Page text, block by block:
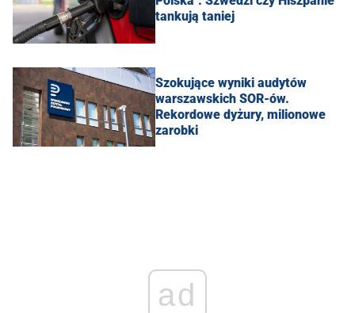
tankują taniej
Szokujące wyniki audytów
warszawskich SOR-ów.
Rekordowe dyżury, milionowe
zarobki
ad